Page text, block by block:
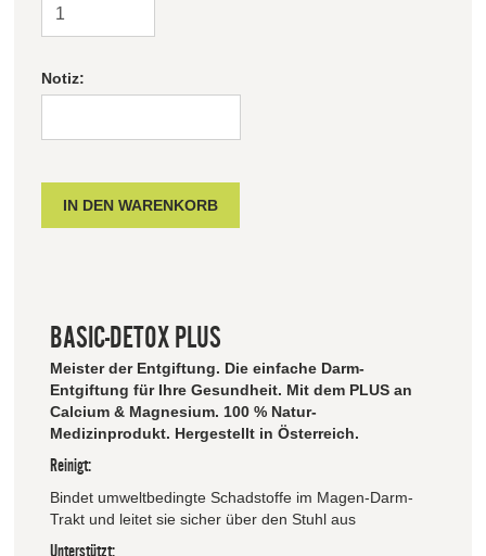
Notiz:
BASIC-DETOX PLUS
Meister der Entgiftung. Die einfache Darm-
Entgiftung für Ihre Gesundheit. Mit dem PLUS an
Calcium & Magnesium. 100 % Natur-
Medizinprodukt. Hergestellt in Österreich.
Reinigt:
Bindet umweltbedingte Schadstoffe im Magen-Darm-
Trakt und leitet sie sicher über den Stuhl aus
Unterstützt: